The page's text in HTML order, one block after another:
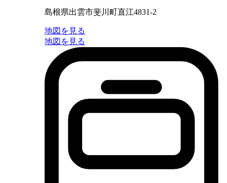
島根県出雲市斐川町直江4831-2
地図を見る
地図を見る